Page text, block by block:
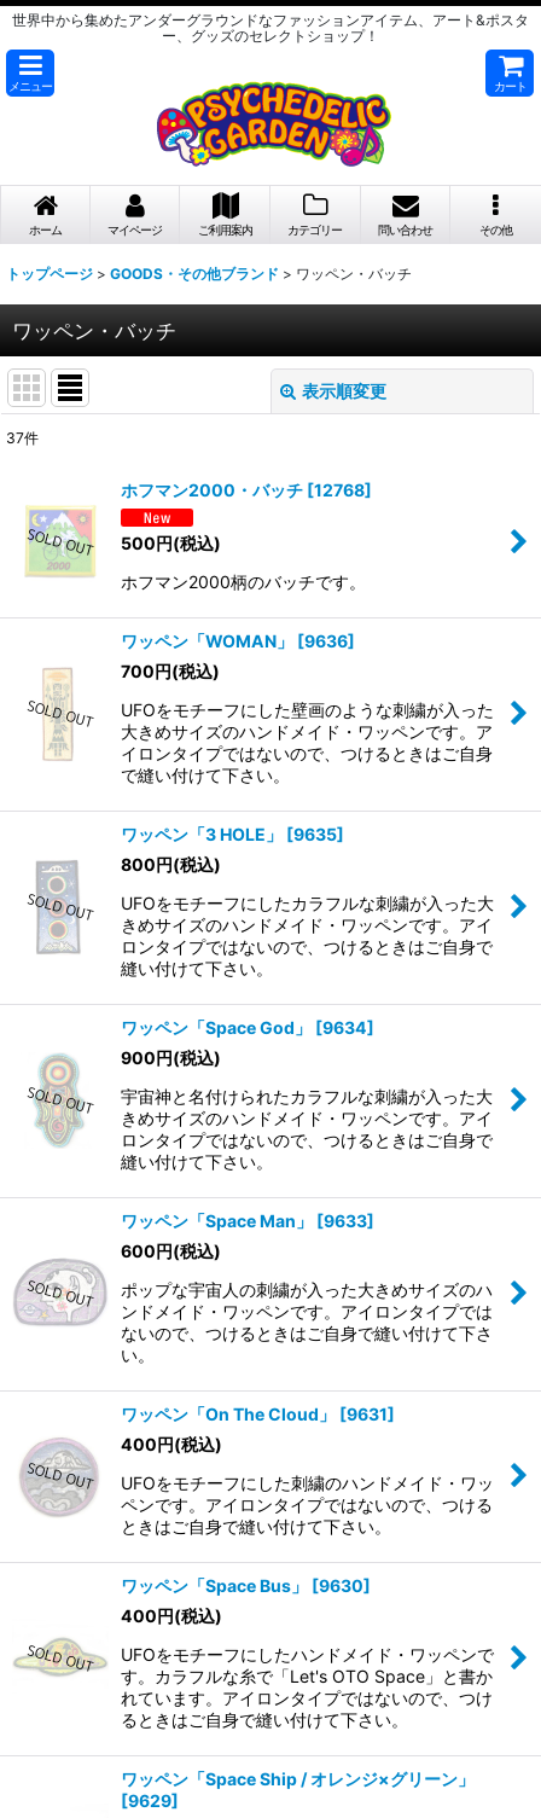
世界中から集めたアンダーグラウンドなファッションアイテム、アート&ポスタ
ー、グッズのセレクトショップ！
メニュー カート
ホーム マイページ ご利用案内 カテゴリー 問い合わせ その他
トップページ > GOODS・その他ブランド > ワッペン・バッチ
ワッペン・バッチ
表示順変更
在庫あり
並び順:
絞り込む
37件
ホフマン2000・バッチ [12768]
500円(税込)
ホフマン2000柄のバッチです。
ワッペン「WOMAN」 [9636]
700円(税込)
UFOをモチーフにした壁画のような刺繍が入った
大きめサイズのハンドメイド・ワッペンです。ア
イロンタイプではないので、つけるときはご自身
で縫い付けて下さい。
ワッペン「3 HOLE」 [9635]
800円(税込)
UFOをモチーフにしたカラフルな刺繍が入った大
きめサイズのハンドメイド・ワッペンです。アイ
ロンタイプではないので、つけるときはご自身で
縫い付けて下さい。
ワッペン「Space God」 [9634]
900円(税込)
宇宙神と名付けられたカラフルな刺繍が入った大
きめサイズのハンドメイド・ワッペンです。アイ
ロンタイプではないので、つけるときはご自身で
縫い付けて下さい。
ワッペン「Space Man」 [9633]
600円(税込)
ポップな宇宙人の刺繍が入った大きめサイズのハ
ンドメイド・ワッペンです。アイロンタイプでは
ないので、つけるときはご自身で縫い付けて下さ
い。
ワッペン「On The Cloud」 [9631]
400円(税込)
UFOをモチーフにした刺繍のハンドメイド・ワッ
ペンです。アイロンタイプではないので、つける
ときはご自身で縫い付けて下さい。
ワッペン「Space Bus」 [9630]
400円(税込)
UFOをモチーフにしたハンドメイド・ワッペンで
す。カラフルな糸で「Let's OTO Space」と書か
れています。アイロンタイプではないので、つけ
るときはご自身で縫い付けて下さい。
ワッペン「Space Ship / オレンジ×グリーン」
[9629]